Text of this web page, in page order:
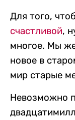
Для того,
счастливой,
многое. Мы
новое в
мир старые
Невозможно